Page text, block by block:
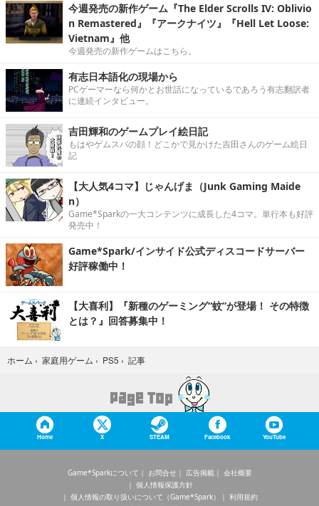
今週発売の新作ゲーム『The Elder Scrolls IV: Oblivio
n Remastered』『アークナイツ』『Hell Let Loose:
Vietnam』他
今週発売の新作ゲームはこちら。
有志日本語化の現場から
PCゲーマーなら何かとお世話になっているであろう有志翻訳者
に連続インタビュー。
吉田輝和のゲームプレイ絵日記
もはやゲムスパの顔！どこかで見かけた吉田さんのゲーム絵日
記
【大人気4コマ】じゃんげま（Junk Gaming Maide
n）
Game*Sparkの一大コンテンツに成長した4コマ。単行本も好評
発売中！
Game*Spark/インサイド公式ディスコードサーバー
好評稼働中！
【大喜利】『新種のゲーミング“蚊”が登場！ その特徴
とは？』回答募集中！
ホーム › 家庭用ゲーム › PS5 › 記事
Home X STEAM Facebook YouTube
Game*Sparkについて お問合せ 広告掲載
会社概要
個人情報保護方針
個人情報の取り扱いについて（Game*Spark）
利用規約